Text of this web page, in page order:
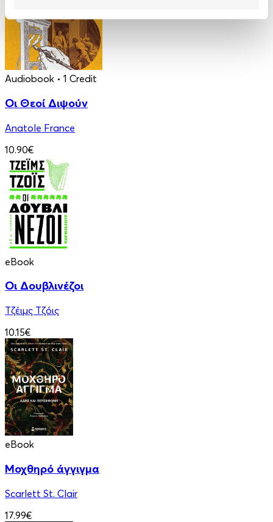
Audiobook • 1 Credit
Οι Θεοί Διψούν
Anatole France
10.90€
eBook
Οι Δουβλινέζοι
Τζέιμς Τζόις
10.15€
eBook
Μοχθηρό άγγιγμα
Scarlett St. Clair
17.99€